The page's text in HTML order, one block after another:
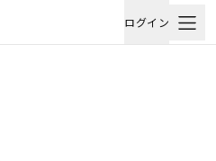
ログイン